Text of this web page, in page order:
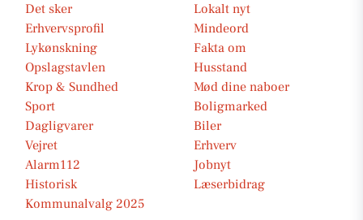
Det sker
Lokalt nyt
Erhvervsprofil
Mindeord
Lykønskning
Fakta om
Opslagstavlen
Husstand
Krop & Sundhed
Mød dine naboer
Sport
Boligmarked
Dagligvarer
Biler
Vejret
Erhverv
Alarm112
Jobnyt
Historisk
Læserbidrag
Kommunalvalg 2025